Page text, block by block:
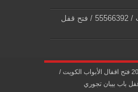
فتح اقفال الأبواب الكويت / 55566392 / فتح قفل
جميع الحقوق محفوظة 2026 فتح اقفال الأبواب الكويت /